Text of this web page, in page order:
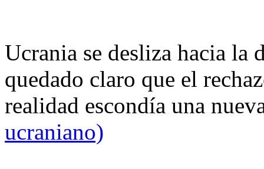
Ucrania se desliza hacia
quedado claro que el
realidad escondía una
ucraniano)